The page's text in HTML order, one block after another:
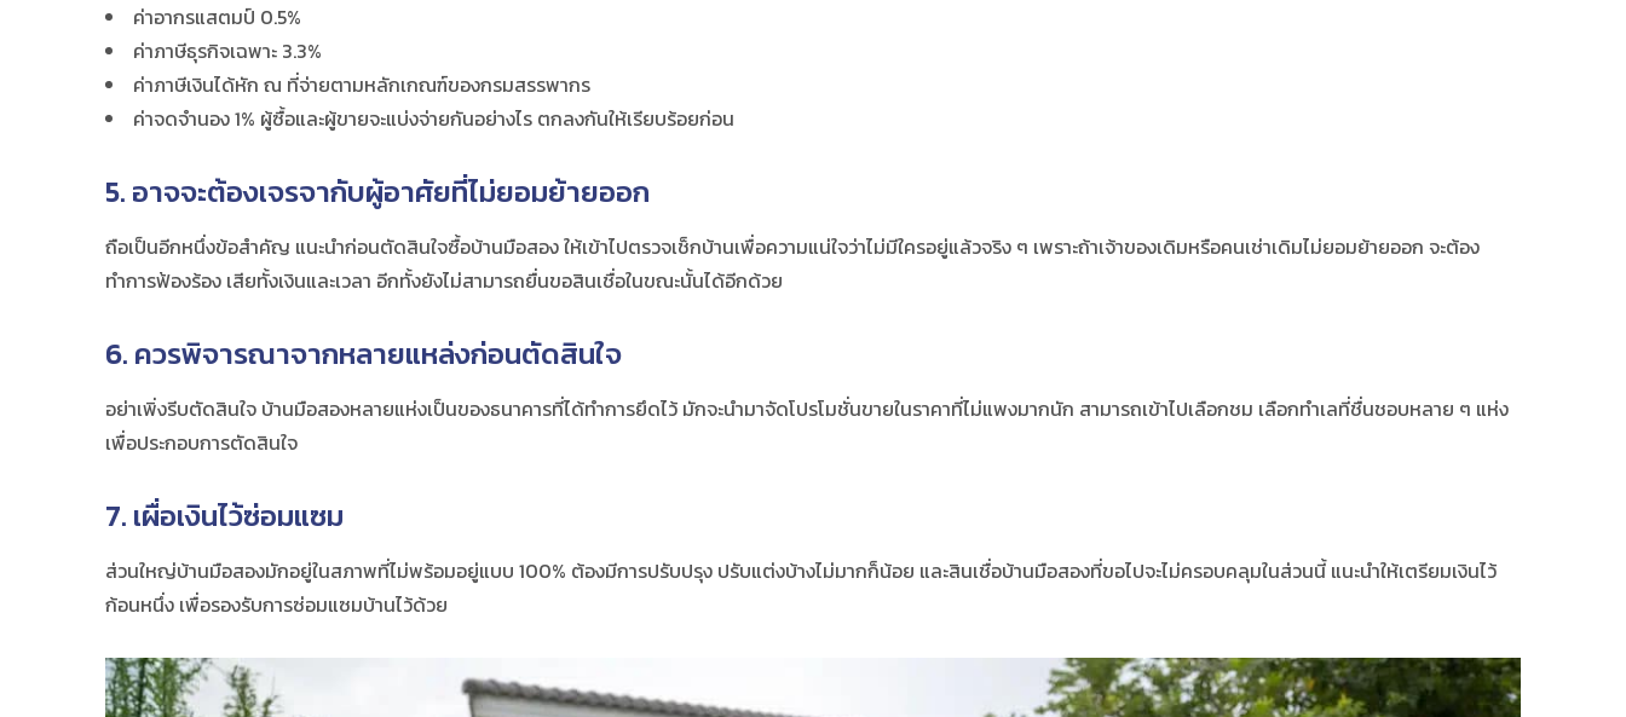
ค่าอากรแสตมป์ 0.5%
ค่าภาษีธุรกิจเฉพาะ 3.3%
ค่าภาษีเงินได้หัก ณ ที่จ่ายตามหลักเกณฑ์ของกรมสรรพากร
ค่าจดจำนอง 1% ผู้ซื้อและผู้ขายจะแบ่งจ่ายกันอย่างไร ตกลงกันให้เรียบร้อยก่อน
5. อาจจะต้องเจรจากับผู้อาศัยที่ไม่ยอมย้ายออก
ถือเป็นอีกหนึ่งข้อสำคัญ แนะนำก่อนตัดสินใจซื้อบ้านมือสองให้เข้าไปตรวจเช็กบ้านเพื่อความแน่ใจว่าไม่มีใครอยู่แล้วจริง ๆ เพราะถ้าเจ้าของเดิมหรือคนเช่าเดิมไม่ยอมย้ายออก จะต้อง
ทำการฟ้องร้อง เสียทั้งเงินและเวลา อีกทั้งยังไม่สามารถยื่นขอสินเชื่อในขณะนั้นได้อีกด้วย
6. ควรพิจารณาจากหลายแหล่งก่อนตัดสินใจ
อย่าเพิ่งรีบตัดสินใจ บ้านมือสองหลายแห่งเป็นของธนาคารที่ได้ทำการยึดไว้ มักจะนำมาจัดโปรโมชั่นขายในราคาที่ไม่แพงมากนัก สามารถเข้าไปเลือกชม เลือกทำเลที่ชื่นชอบหลาย ๆ แห่ง
เพื่อประกอบการตัดสินใจ
7. เผื่อเงินไว้ซ่อมแซม
ส่วนใหญ่บ้านมือสองมักอยู่ในสภาพที่ไม่พร้อมอยู่แบบ 100% ต้องมีการปรับปรุง ปรับแต่งบ้างไม่มากก็น้อย และสินเชื่อบ้านมือสองที่ขอไปจะไม่ครอบคลุมในส่วนนี้ แนะนำให้เตรียมเงินไว้
ก้อนหนึ่ง เพื่อรองรับการซ่อมแซมบ้านไว้ด้วย